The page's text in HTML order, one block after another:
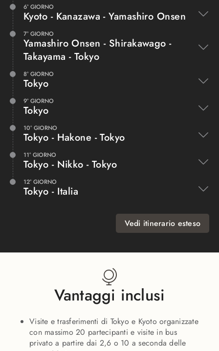
6° GIORNO
Kyoto - Kanazawa - Yamashiro Onsen
7° GIORNO
Yamashiro Onsen - Shirakawago -
Takayama - Tokyo
8° GIORNO
Tokyo
9° GIORNO
Tokyo
10° GIORNO
Tokyo - Hakone - Tokyo
11° GIORNO
Tokyo - Nikko - Tokyo
12° GIORNO
Tokyo - Italia
Vedi itinerario esteso
Vantaggi inclusi
Visite e trasferimenti di Tokyo e Kyoto organizzate
con massimo 20 partecipanti e visite in bus
privato a partire dai 2,6 o 10 a seconda delle